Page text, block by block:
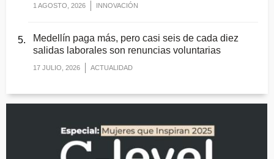
1 AGOSTO, 2026 INNOVACIÓN
Medellín paga más, pero casi seis de cada diez
salidas laborales son renuncias voluntarias
17 JULIO, 2026 ACTUALIDAD